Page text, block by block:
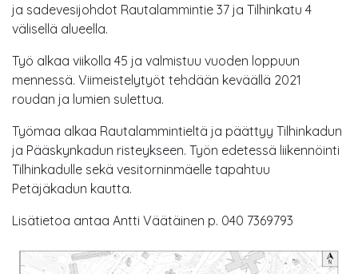
ja sadevesijohdot Rautalammintie 37 ja Tilhinkatu 4
välisellä alueella.
Työ alkaa viikolla 45 ja valmistuu vuoden loppuun
mennessä. Viimeistelytyöt tehdään keväällä 2021
roudan ja lumien sulettua.
Työmaa alkaa Rautalammintieltä ja päättyy Tilhinkadun
ja Pääskynkadun risteykseen. Työn edetessä liikennöinti
Tilhinkadulle sekä vesitorninmäelle tapahtuu
Petäjäkadun kautta.
Lisätietoa antaa Antti Väätäinen p. 040 7369793